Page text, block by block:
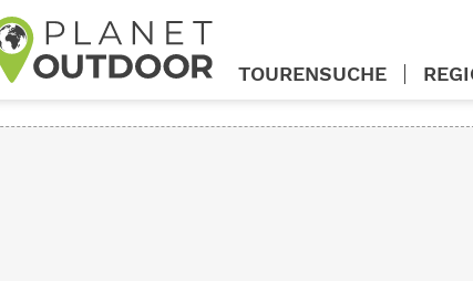
TOURENSUCHE